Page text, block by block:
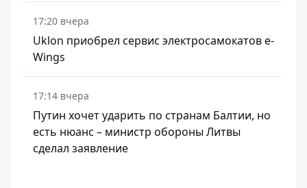
17:20 вчера
Uklon приобрел сервис электросамокатов e-
Wings
17:14 вчера
Путин хочет ударить по странам Балтии, но
есть нюанс – министр обороны Литвы
сделал заявление